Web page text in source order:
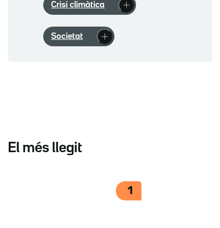
Crisi climàtica
Societat
El més llegit
1